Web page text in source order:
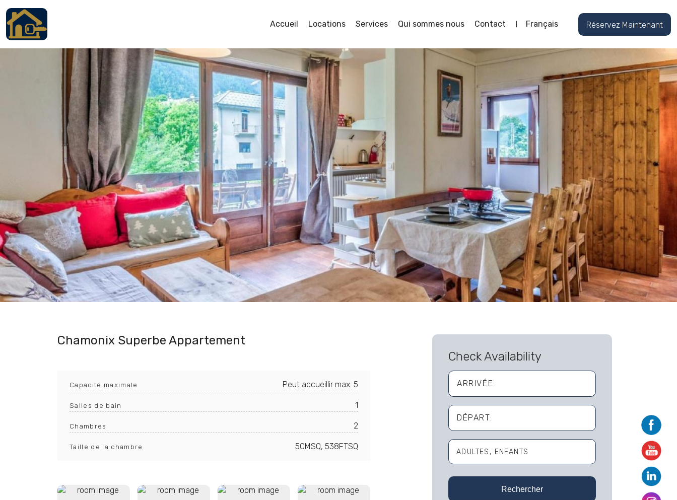
Accueil Locations Services Qui sommes nous Contact Français Réservez Maintenant
Accueil
Qui sommes nous
Français
Chamonix Superbe Appartement
Capacité maximale Peut accueillir max: 5
Salles de bain 1
Chambres 2
Taille de la chambre 50MSQ, 538FTSQ
Check Availability
ARRIVÉE:
DÉPART:
ADULTES ENFANTS
Rechercher